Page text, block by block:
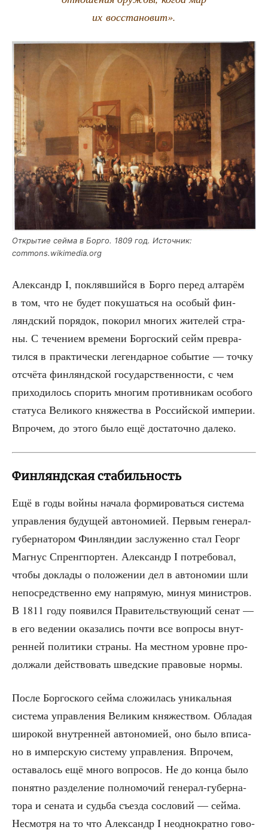
их восстановит».
Откры­тие сей­ма в Бор­го. 1809 год. Источ­ник:
commons.wikimedia.org
Алек­сандр I, покляв­ший­ся в Бор­го перед алта­рём
в том, что не будет поку­шать­ся на осо­бый фин­
лянд­ский поря­док, поко­рил мно­гих жите­лей стра­
ны. С тече­ни­ем вре­ме­ни Бор­гос­кий сейм пре­вра­
тил­ся в прак­ти­че­ски леген­дар­ное собы­тие — точ­ку
отсчё­та фин­лянд­ской госу­дар­ствен­но­сти, с чем
при­хо­ди­лось спо­рить мно­гим про­тив­ни­кам осо­бо­го
ста­ту­са Вели­ко­го кня­же­ства в Рос­сий­ской импе­рии.
Впро­чем, до это­го было ещё доста­точ­но далеко.
Финляндская стабильность
Ещё в годы вой­ны нача­ла фор­ми­ро­вать­ся систе­ма
управ­ле­ния буду­щей авто­но­ми­ей. Пер­вым гене­рал-
губер­на­то­ром Фин­лян­дии заслу­жен­но стал Георг
Маг­нус Спренг­пор­тен. Алек­сандр I потре­бо­вал,
что­бы докла­ды о поло­же­нии дел в авто­но­мии шли
непо­сред­ствен­но ему напря­мую, минуя мини­стров.
В 1811 году появил­ся Пра­ви­тель­ству­ю­щий сенат —
в его веде­нии ока­за­лись почти все вопро­сы внут­
рен­ней поли­ти­ки стра­ны. На мест­ном уровне про­
дол­жа­ли дей­ство­вать швед­ские пра­во­вые нормы.
После Бор­госко­го сей­ма сло­жи­лась уни­каль­ная
систе­ма управ­ле­ния Вели­ким кня­же­ством. Обла­дая
широ­кой внут­рен­ней авто­но­ми­ей, оно было впи­са­
но в импер­скую систе­му управ­ле­ния. Впро­чем,
оста­ва­лось ещё мно­го вопро­сов. Не до кон­ца было
понят­но раз­де­ле­ние пол­но­мо­чий гене­рал-губер­на­
то­ра и сена­та и судь­ба съез­да сосло­вий — сей­ма.
Несмот­ря на то что Алек­сандр I неод­но­крат­но гово­